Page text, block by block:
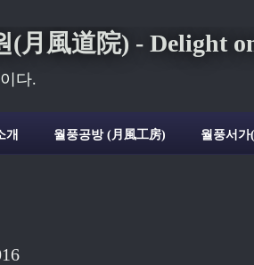
(月風道院) - Delight
다.
개 월풍공방 (月風工房) 월풍서